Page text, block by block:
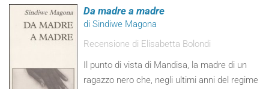
Da madre a madre
di Sindiwe Magona
Recensione di Elisabetta Bolondi
Il punto di vista di Mandisa, la madre di un
ragazzo nero che, negli ultimi anni del regime